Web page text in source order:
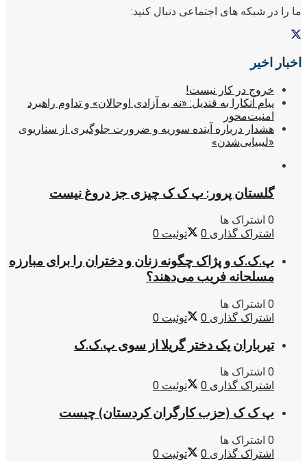
ما را در شبکه های اجتماعی دنبال کنید:
اخبار اخیر
خروج در کار نیست!
پیام آنکارا به قندیل: «نه به آزادی اوجالان» و تداوم راهبرد
امنیت‌محور
هشدار درباره آینده سوریه و ضرورت جلوگیری از سناریوی
«لیبیایی‌شدن»
گلستان پرور: پ ک ک چیزی جز دروغ نیست
0 اشتراک ها
اشتراک گذاری 0 توئیت 0
پ.ک.ک و پژاک چگونه زنان و دختران را برای مبارزه
مسلحانه فریب می‌دهند؟
0 اشتراک ها
اشتراک گذاری 0 توئیت 0
تیرباران یک دختر گریلا از سوی پ.ک.ک
0 اشتراک ها
اشتراک گذاری 0 توئیت 0
پ ک ک (حزب کارگران کردستان) چیست
0 اشتراک ها
اشتراک گذاری 0 توئیت 0